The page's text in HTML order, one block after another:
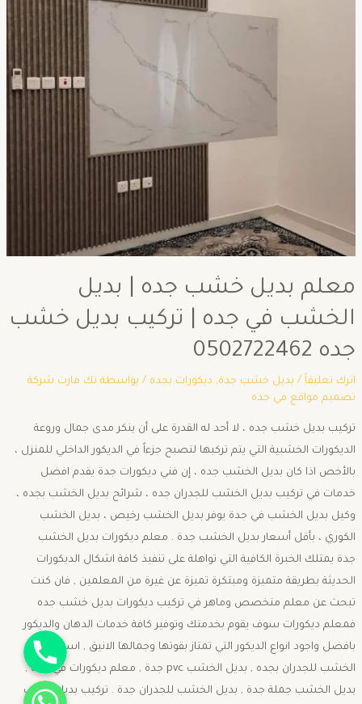
معلم بديل خشب جده | بديل
الخشب في جده | تركيب بديل خشب
جده 0502722462
اترك تعليقاً / بديل خشب جدة, ديكورات بجده / بواسطة تك مارت شركة
تصميم مواقع في جده
تركيب بديل خشب جده ، لا أحد له القدرة على أن ينكر مدى جمال وروعة
الديكورات الخشبية التي يتم تركبها لتصبح جزءاً في الديكور الداخلي للمنزل ،
بالأخص اذا كان بديل الخشب جده ، إن فني ديكورات جدة يقدم افضل
خدمات في تركيب بديل الخشب للجدران جده ، شرائح بديل الخشب بجده ،
وكيل بديل الخشب في جدة يوفر بديل الخشب رخيص ، بديل الخشب
الكوري ، بأقل أسعار بديل الخشب جدة . معلم ديكورات بديل الخشب
جدة يمتلك الخبرة الكافية التي تواهلة على تنفيذ كافة اشكال الديكورات
الحديثة بطريقة متميزة ومبتكرة تميزة عن غيرة من المعلمين , فان كنت
تبحث عن معلم متخصص وماهر في تركيب ديكورات بديل خشب جده
فمعلم ديكورات سوف يقوم بخدمتك وتوفير كافة خدمات الدهان والديكور
بافضل واجود انواع الديكور التي تمتاز بقوتها وجمالها الانيق , اسعار بديل
الخشب للجدران بجده , بديل الخشب pvc جدة , معلم ديكورات في جدة ,
بديل الخشب جملة جدة , بديل الخشب للجدران جدة . تركيب بديل خشب
جوال
واتساب